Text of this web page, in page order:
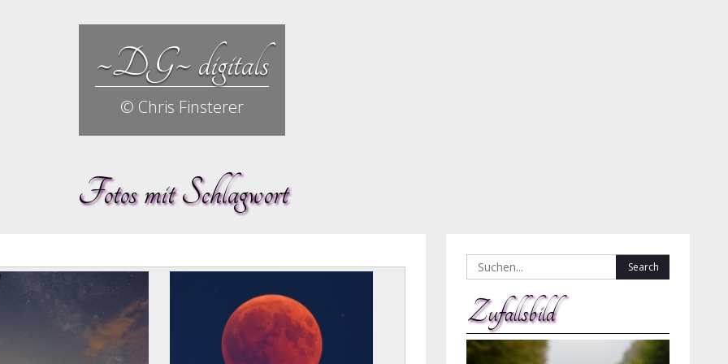
~DG~ digitals
© Chris Finsterer
Fotos mit Schlagwort
Search
for:
Zufallsbild